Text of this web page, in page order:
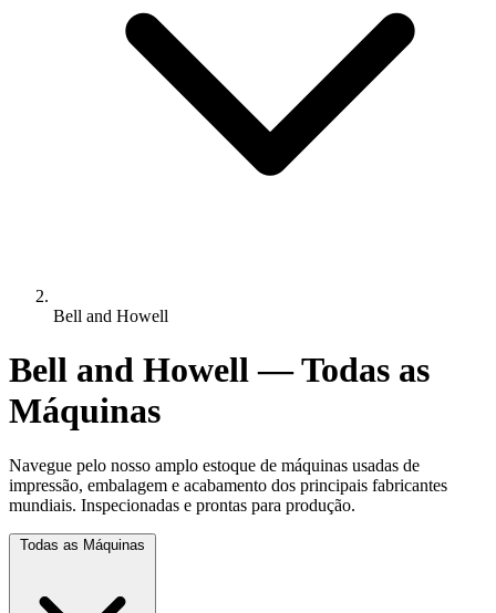
Bell and Howell
Bell and Howell — Todas as
Máquinas
Navegue pelo nosso amplo estoque de máquinas usadas de
impressão, embalagem e acabamento dos principais fabricantes
mundiais. Inspecionadas e prontas para produção.
Todas as Máquinas